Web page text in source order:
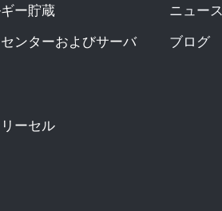
ー貯蔵
ンターおよびサーバ
ーセル
ニュース
ブログ